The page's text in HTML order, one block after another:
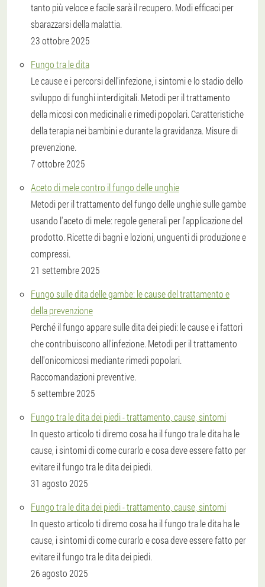
tanto più veloce e facile sarà il recupero. Modi efficaci per
sbarazzarsi della malattia.
23 ottobre 2025
Fungo tra le dita
Le cause e i percorsi dell'infezione, i sintomi e lo stadio dello
sviluppo di funghi interdigitali. Metodi per il trattamento
della micosi con medicinali e rimedi popolari. Caratteristiche
della terapia nei bambini e durante la gravidanza. Misure di
prevenzione.
7 ottobre 2025
Aceto di mele contro il fungo delle unghie
Metodi per il trattamento del fungo delle unghie sulle gambe
usando l'aceto di mele: regole generali per l'applicazione del
prodotto. Ricette di bagni e lozioni, unguenti di produzione e
compressi.
21 settembre 2025
Fungo sulle dita delle gambe: le cause del trattamento e
della prevenzione
Perché il fungo appare sulle dita dei piedi: le cause e i fattori
che contribuiscono all'infezione. Metodi per il trattamento
dell'onicomicosi mediante rimedi popolari.
Raccomandazioni preventive.
5 settembre 2025
Fungo tra le dita dei piedi - trattamento, cause, sintomi
In questo articolo ti diremo cosa ha il fungo tra le dita ha le
cause, i sintomi di come curarlo e cosa deve essere fatto per
evitare il fungo tra le dita dei piedi.
31 agosto 2025
Fungo tra le dita dei piedi - trattamento, cause, sintomi
In questo articolo ti diremo cosa ha il fungo tra le dita ha le
cause, i sintomi di come curarlo e cosa deve essere fatto per
evitare il fungo tra le dita dei piedi.
26 agosto 2025